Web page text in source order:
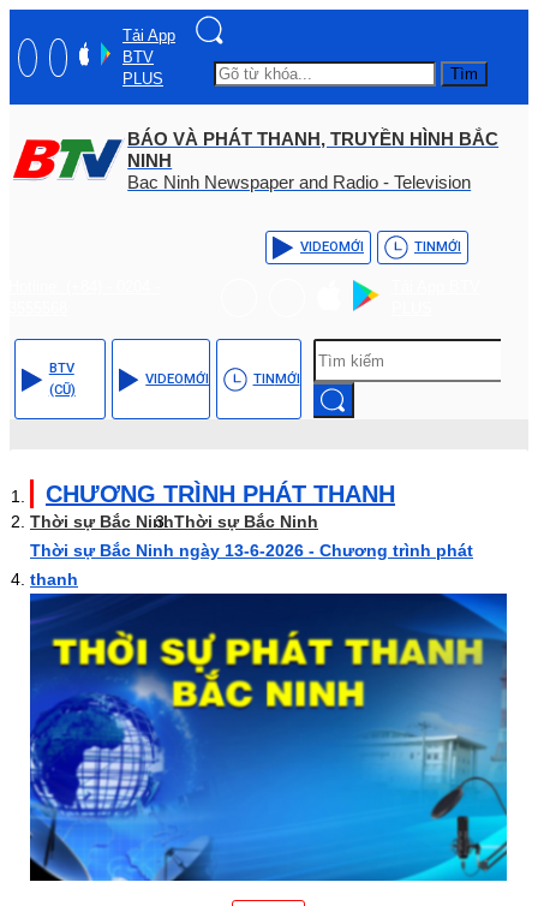
Tải App
BTV
PLUS
Tìm
BÁO VÀ PHÁT THANH, TRUYỀN HÌNH BẮC
NINH
Bac Ninh Newspaper and Radio - Television
VIDEOMỚI TINMỚI
BTV
(CŨ)
VIDEOMỚI TINMỚI
CHƯƠNG TRÌNH PHÁT THANH
Thời sự Bắc NinhThời sự Bắc Ninh
Thời sự Bắc Ninh ngày 13-6-2026 - Chương trình phát
thanh